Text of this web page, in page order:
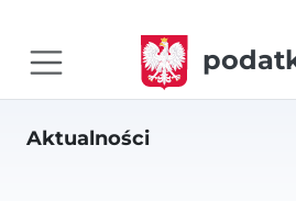
Aktualności